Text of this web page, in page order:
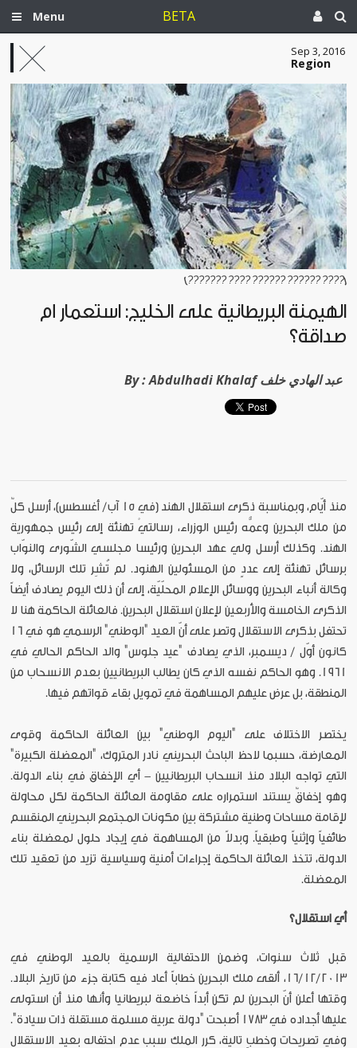
Menu BETA
Sep 3, 2016
Region
[???? ?????? ?????? ???? ???????]
الهيمنة البريطانية على الخليج: استعمار أم
صداقة؟
By : Abdulhadi Khalaf عبد الهادي خلف
منذ أيّام، وبمناسبة ذكرى استقلال الهند (في 15 آب/ أغسطس)، أرسل كلٌ
من ملك البحرين وعمُّه رئيس الوزراء، رسالتيْ تهنئة إلى رئيس جمهورية
الهند. وكذلك أرسل ولي عهد البحرين ورئيسا مجلسي الشّورى والنوّاب
برسائل تهنئة إلى عددٍ من المسئولين الهنود. لم تُشِر تلك الرسائل، ولا
وكالة أنباء البحرين ووسائل الإعلام المحلّيّة، إلى أن ذلك اليوم يصادف أيضاً
الذكرى الخامسة والأربعين لإعلان استقلال البحرين. فالعائلة الحاكمة هنا لا
تحتفل بذكرى الاستقلال وتصر على أنّ العيد "الوطني" الرسمي هو في 16
كانون أوّل / ديسمبر، الذي يصادف "عيد جلوس" والد الحاكم الحالي في
1961. وهو الحاكم نفسه الذي كان يطالب البريطانيين بعدم الانسحاب من
المنطقة، بل عرض عليهم المساهمة في تمويل بقاء قواتهم فيها.
يختصر الاختلاف على "اليوم الوطني" بين العائلة الحاكمة وقوى
المعارضة، حسبما لاحظ الباحث البحريني نادر المتروك، "المعضلة الكبيرة"
التي تواجه البلاد منذ انسحاب البريطانيين - أي الإخفاق في بناء الدولة.
وهو إخفاقٌ يستند استمراره على مقاومة العائلة الحاكمة لكل محاولة
لإقامة مساحات وطنية مشتركة بين مكونات المجتمع البحريني المنقسم
طائفياً وإثنياً وطبقياً. وبدلاً من المساهمة في إيجاد حلول لمعضلة بناء
الدولة، تتخذ العائلة الحاكمة إجراءات أمنية وسياسية تزيد من تعقيد تلك
المعضلة.
أي استقلال؟
قبل ثلاث سنوات، وضمن الاحتفالية الرسمية بالعيد الوطني في
16/12/2013، ألقى ملك البحرين خطاباً أعاد فيه كتابة جزء من تاريخ البلاد.
وقتها أعلن أنّ البحرين لم تكن أبداً خاضعة لبريطانيا وأنها منذ أن استولى
عليها أجداده في 1783 أصبحت "دولة عربية مسلمة مستقلة ذات سيادة".
وفي تصريحات وخطبٍ تالية، كرر الملك سبب عدم احتفاله بعيد الاستقلال